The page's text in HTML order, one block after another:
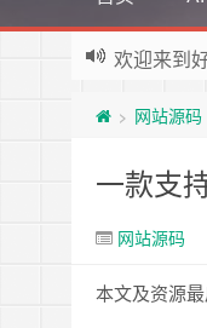
欢迎来到
> 网站源码
一款支
网站源码
本文及资源